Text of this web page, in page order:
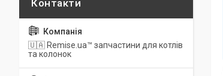
🇺🇦 Remise.ua™ запчастини для котлів
та колонок